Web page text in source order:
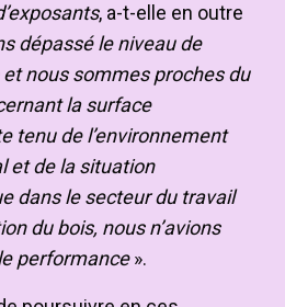
, a-t-elle en outre
dépassé le niveau de
nous sommes proches du
la surface
tenu de l’environnement
et de la situation
dans le secteur du travail
du bois, nous n’avions
performance».